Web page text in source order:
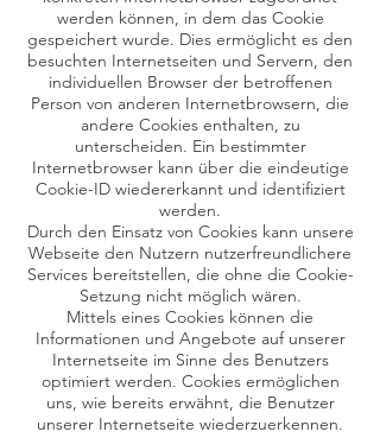
werden können, in dem das Cookie
gespeichert wurde. Dies ermöglicht es den
besuchten Internetseiten und Servern, den
individuellen Browser der betroffenen
Person von anderen Internetbrowsern, die
andere Cookies enthalten, zu
unterscheiden. Ein bestimmter
Internetbrowser kann über die eindeutige
Cookie-ID wiedererkannt und identifiziert
werden.
Durch den Einsatz von Cookies kann unsere
Webseite den Nutzern nutzerfreundlichere
Services bereitstellen, die ohne die Cookie-
Setzung nicht möglich wären.
Mittels eines Cookies können die
Informationen und Angebote auf unserer
Internetseite im Sinne des Benutzers
optimiert werden. Cookies ermöglichen
uns, wie bereits erwähnt, die Benutzer
unserer Internetseite wiederzuerkennen.